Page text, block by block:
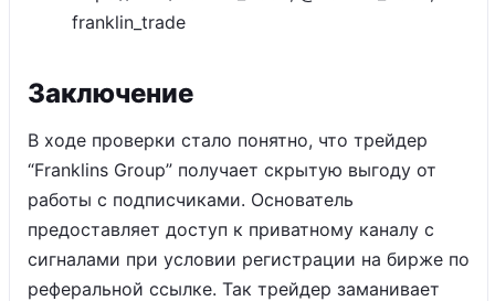
franklin_trade
Заключение
В ходе проверки стало понятно, что трейдер
“Franklins Group” получает скрытую выгоду от
работы с подписчиками. Основатель
предоставляет доступ к приватному каналу с
сигналами при условии регистрации на бирже по
реферальной ссылке. Так трейдер заманивает